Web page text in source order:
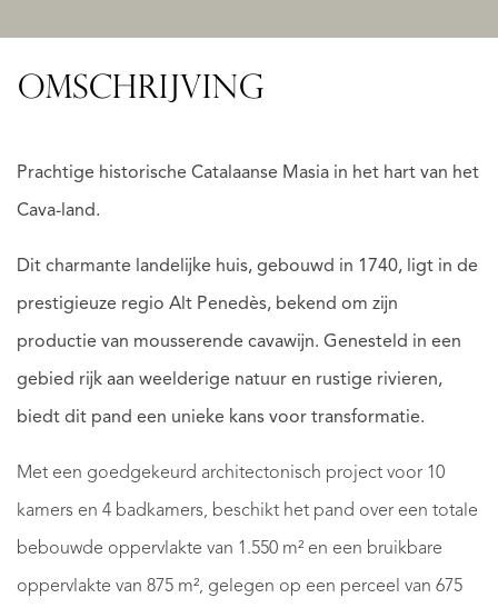
OMSCHRIJVING
Prachtige historische Catalaanse Masia in het hart van het
Cava-land.
Dit charmante landelijke huis, gebouwd in 1740, ligt in de
prestigieuze regio Alt Penedès, bekend om zijn
productie van mousserende cavawijn. Genesteld in een
gebied rijk aan weelderige natuur en rustige rivieren,
biedt dit pand een unieke kans voor transformatie.
Met een goedgekeurd architectonisch project voor 10
kamers en 4 badkamers, beschikt het pand over een totale
bebouwde oppervlakte van 1.550 m² en een bruikbare
oppervlakte van 875 m², gelegen op een perceel van 675